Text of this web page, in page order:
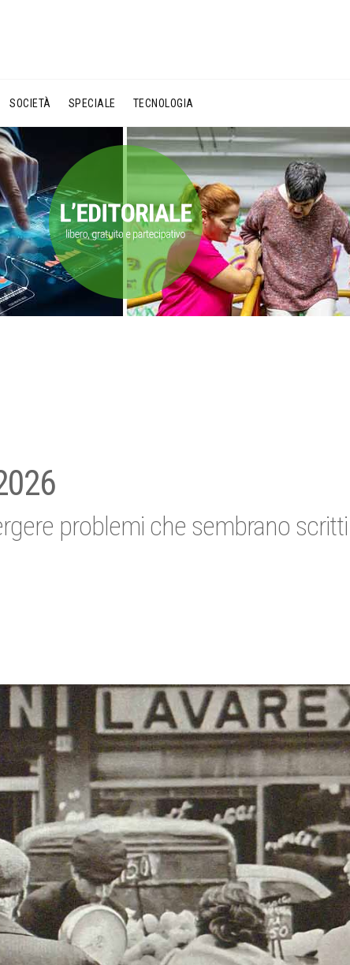
SOCIETÀ SPECIALE TECNOLOGIA
problemi che sembrano scritti